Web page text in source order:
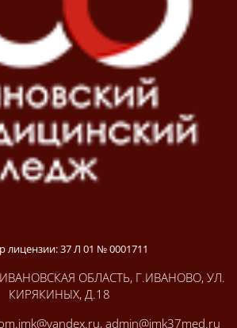
лицензии: 37 Л 01 № 0001711
ОБЛАСТЬ, Г.ИВАНОВО, УЛ.
КИРЯКИНЫХ, Д.18
admin@imk37med.ru